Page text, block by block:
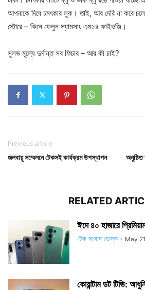
আপনাকে দিবে চমৎকার লুক। তাই, আর দেরি না করে
স্টোরে – কিনে ফেলুন স্যামসাং এম১৪ ফাইভজি।
সুলভ মূল্যে দুর্দান্ত সব ফিচার – আর কী চাই?
Previous article
জলবায়ু সম্মেলনে টেকসই কার্যক্রম উপস্থাপন
RELATED
ঈদে ৪০ হাজারে
টেক সংবাদ ডেস্ক - May
কোয়ান্টাম ডট টিভি: